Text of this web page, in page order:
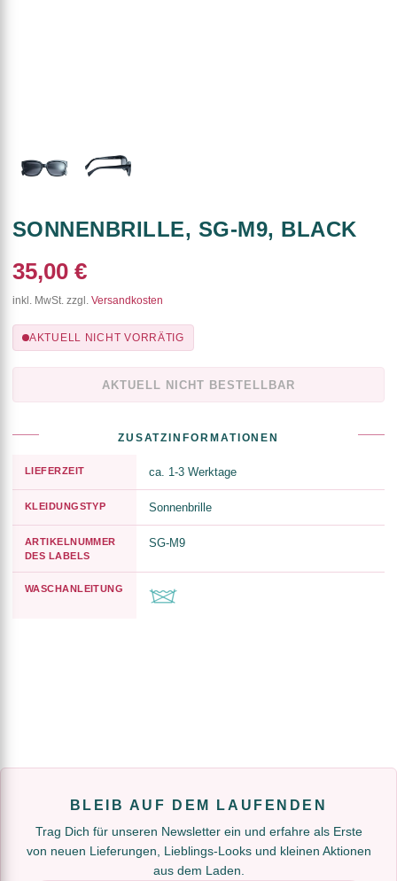
SONNENBRILLE, SG-M9, BLACK
35,00 €
inkl. MwSt. zzgl. Versandkosten
AKTUELL NICHT VORRÄTIG
AKTUELL NICHT BESTELLBAR
ZUSATZINFORMATIONEN
LIEFERZEIT ca. 1-3 Werktage
KLEIDUNGSTYP Sonnenbrille
ARTIKELNUMMER
DES LABELS
SG-M9
WASCHANLEITUNG
BLEIB AUF DEM LAUFENDEN
Trag Dich für unseren Newsletter ein und erfahre als Erste
von neuen Lieferungen, Lieblings-Looks und kleinen Aktionen
aus dem Laden.